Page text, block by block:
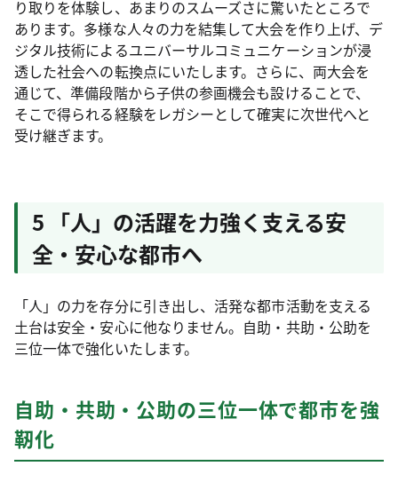
り取りを体験し、あまりのスムーズさに驚いたところで
あります。多様な人々の力を結集して大会を作り上げ、デ
ジタル技術によるユニバーサルコミュニケーションが浸
透した社会への転換点にいたします。さらに、両大会を
通じて、準備段階から子供の参画機会も設けることで、
そこで得られる経験をレガシーとして確実に次世代へと
受け継ぎます。
5 「人」の活躍を力強く支える安
全・安心な都市へ
「人」の力を存分に引き出し、活発な都市活動を支える
土台は安全・安心に他なりません。自助・共助・公助を
三位一体で強化いたします。
自助・共助・公助の三位一体で都市を強
靭化